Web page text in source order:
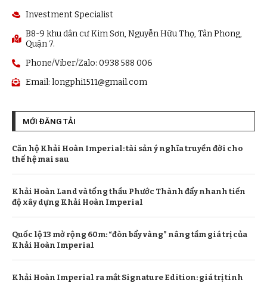
Investment Specialist
B8-9 khu dân cư Kim Sơn, Nguyễn Hữu Thọ, Tân Phong,
Quận 7.
Phone/Viber/Zalo: 0938 588 006
Email: longphi1511@gmail.com
MỚI ĐĂNG TẢI
Căn hộ Khải Hoàn Imperial: tài sản ý nghĩa truyền đời cho
thế hệ mai sau
Khải Hoàn Land và tổng thầu Phước Thành đẩy nhanh tiến
độ xây dựng Khải Hoàn Imperial
Quốc lộ 13 mở rộng 60m: “đòn bẩy vàng” nâng tầm giá trị của
Khải Hoàn Imperial
Khải Hoàn Imperial ra mắt Signature Edition: giá trị tinh